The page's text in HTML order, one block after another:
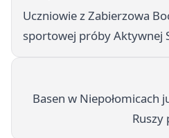
Uczniowie z Zabierzowa
sportowej próby Aktywnej
Basen w Niepołomicach
Ruszy